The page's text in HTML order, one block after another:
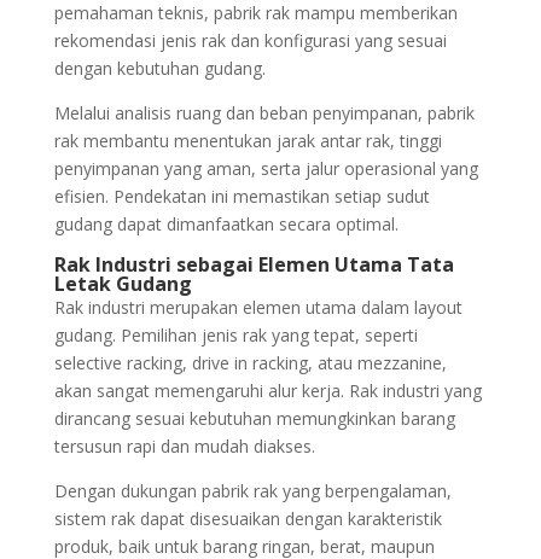
pemahaman teknis, pabrik rak mampu memberikan
rekomendasi jenis rak dan konfigurasi yang sesuai
dengan kebutuhan gudang.
Melalui analisis ruang dan beban penyimpanan, pabrik
rak membantu menentukan jarak antar rak, tinggi
penyimpanan yang aman, serta jalur operasional yang
efisien. Pendekatan ini memastikan setiap sudut
gudang dapat dimanfaatkan secara optimal.
Rak Industri sebagai Elemen Utama Tata
Letak Gudang
Rak industri merupakan elemen utama dalam layout
gudang. Pemilihan jenis rak yang tepat, seperti
selective racking, drive in racking, atau mezzanine,
akan sangat memengaruhi alur kerja. Rak industri yang
dirancang sesuai kebutuhan memungkinkan barang
tersusun rapi dan mudah diakses.
Dengan dukungan pabrik rak yang berpengalaman,
sistem rak dapat disesuaikan dengan karakteristik
produk, baik untuk barang ringan, berat, maupun